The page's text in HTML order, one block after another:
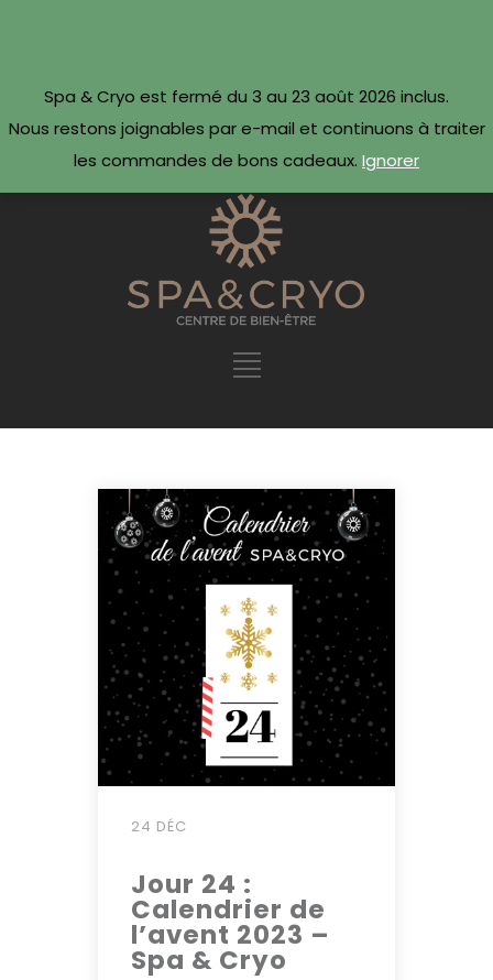
Réserver maintenant ·
24 DÉC
Jour 24 :
Calendrier de
l’avent 2023 –
Spa & Cryo
Spa & Cryo est fermé du 3 au 23 août 2026 inclus.
Nous restons joignables par e-mail et continuons à traiter
les commandes de bons cadeaux. Ignorer